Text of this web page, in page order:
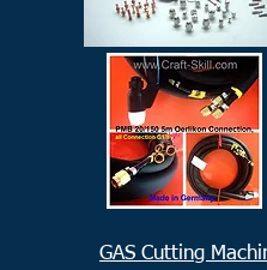
GAS Cutting